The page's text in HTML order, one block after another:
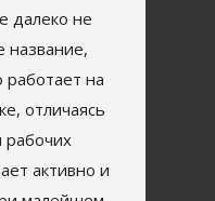
далеко не
название,
на
отличаясь
активно и